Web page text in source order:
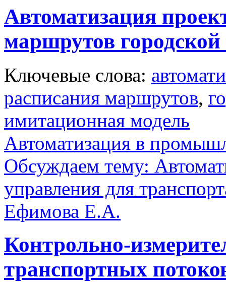
Автоматизация
маршрутов
Ключевые слова:
расписания маршрутов,
имитационная модель
Автоматизация в
Обсуждаем тему:
управления для
Ефимова Е.А.
Контрольно-
транспортных